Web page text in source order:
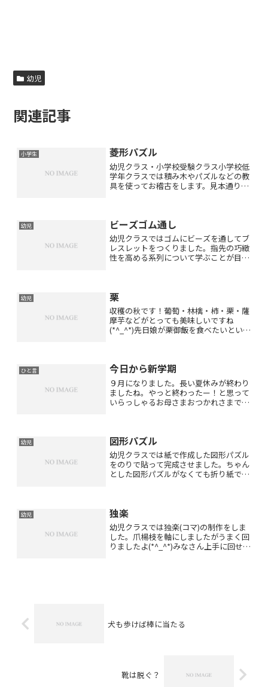
幼児
関連記事
小学生 菱形パズル
幼児クラス・小学校受験クラス小学校低
学年クラスでは積み木やパズルなどの教
具を使ってお稽古をします。見本通りに
す。生徒さんたちは積み木...
幼児 ビーズゴム通し
幼児クラスではゴムにビーズを通してブ
レスレットをつくりました。指先の巧緻
性を高める系列について学ぶことが目的
階に応じて色の数は増減さ...
幼児 栗
収穫の秋です！葡萄・林檎・柿・栗・薩
摩芋などがとっても美味しいですね
(*^_^*)先日娘が栗御飯を食べたいという
サミの使い方が上手で...
ひと言 今日から新学期
９月になりました。長い夏休みが終わり
ましたね。やっと終わったー！と思って
いらっしゃるお母さまおつかれさまでし
し勉強(宿...
幼児 図形パズル
幼児クラスでは紙で作成した図形パズル
をのりで貼って完成させました。ちゃん
とした図形パズルがなくても折り紙でパ
幼児 独楽
幼児クラスでは独楽(コマ)の制作をしま
した。爪楊枝を軸にしましたがうまく回
りましたよ(*^_^*)みなさん上手に回せま
犬も歩けば棒に当たる
靴は脱ぐ？